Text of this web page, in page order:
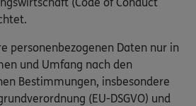
personenbezogenen Daten nur in
und Umfang nach den
Bestimmungen, insbesondere
(EU-DSGVO) und